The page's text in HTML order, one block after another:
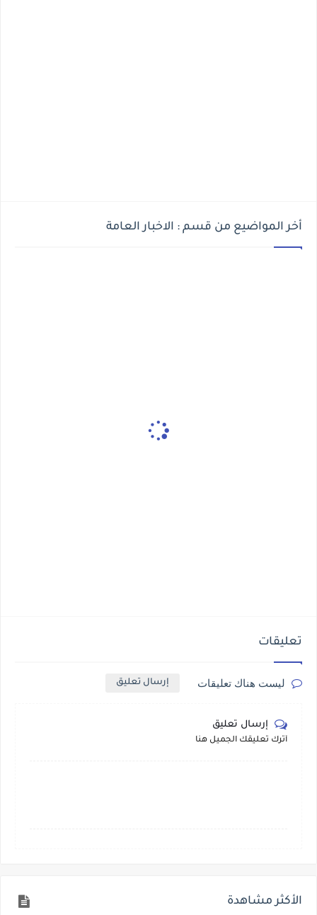
أخر المواضيع من قسم : الاخبار العامة
تعليقات
ليست هناك تعليقات إرسال تعليق
إرسال تعليق
أترك تعليقك الجميل هنا
الأكثر مشاهدة